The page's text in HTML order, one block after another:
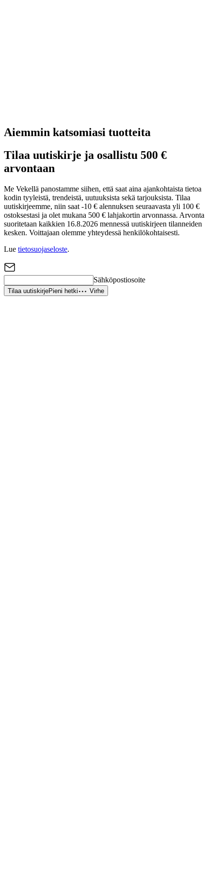
Aiemmin katsomiasi tuotteita
Tilaa uutiskirje ja osallistu 500 €
arvontaan
Me Vekellä panostamme siihen, että saat aina ajankohtaista tietoa
kodin tyyleistä, trendeistä, uutuuksista sekä tarjouksista. Tilaa
uutiskirjeemme, niin saat -10 € alennuksen seuraavasta yli 100 €
ostoksestasi ja olet mukana 500 € lahjakortin arvonnassa. Arvonta
suoritetaan kaikkien 16.8.2026 mennessä uutiskirjeen tilanneiden
kesken. Voittajaan olemme yhteydessä henkilökohtaisesti.
Lue tietosuojaseloste.
Sähköpostiosoite
Tilaa uutiskirjePieni hetki Virhe